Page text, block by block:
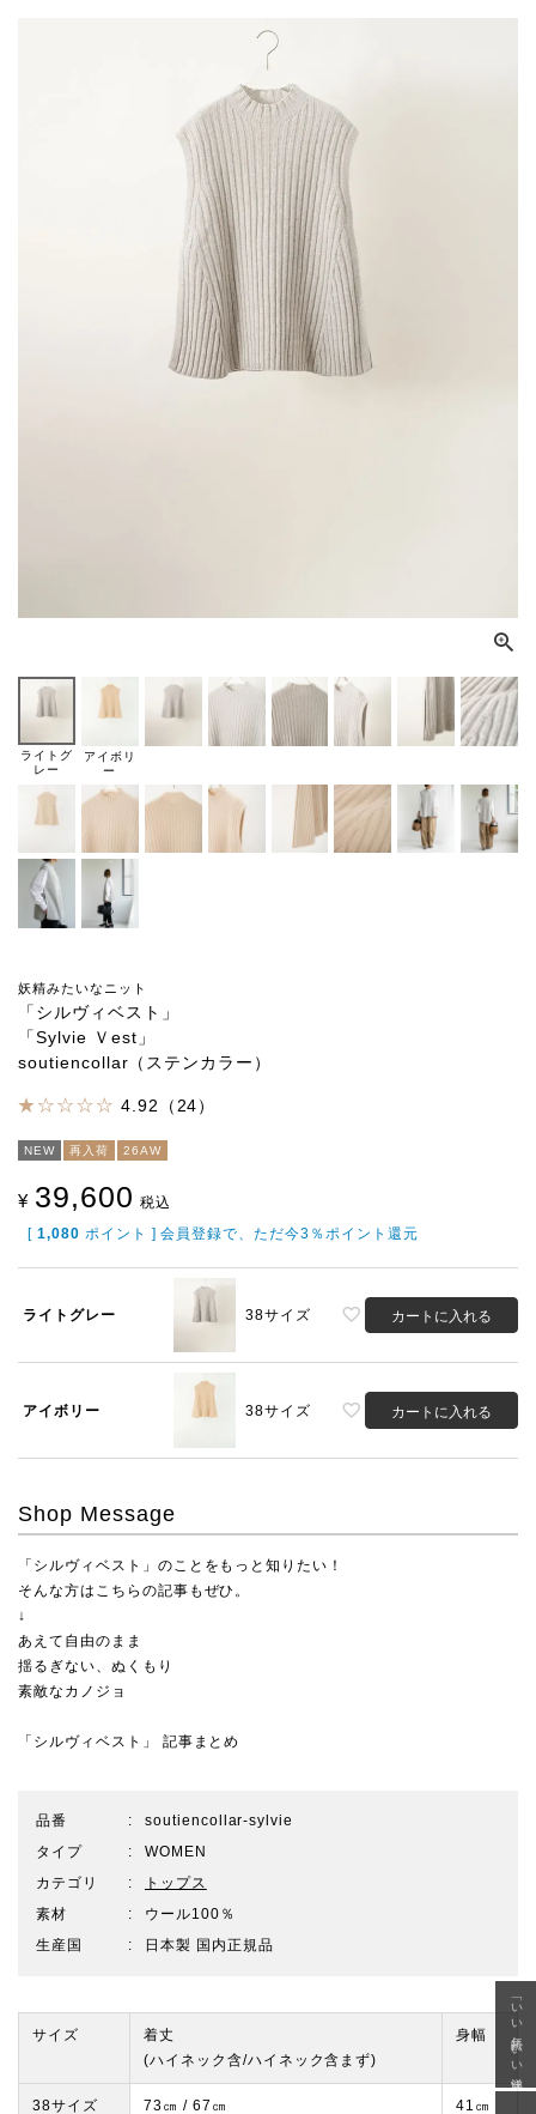
ライトグ
レー
アイボリ
ー
妖精みたいなニット
「シルヴィベスト」
「Sylvie Ｖest」
soutiencollar（ステンカラー）
4.92（24）
NEW 再入荷 26AW
¥ 39,600 税込
[ 1,080 ポイント ] 会員登録で、ただ今3％ポイント還元
ライトグレー 38サイズ カートに入れる
アイボリー 38サイズ カートに入れる
Shop Message
「シルヴィベスト」のことをもっと知りたい！
そんな方はこちらの記事もぜひ。
↓
あえて自由のまま
揺るぎない、ぬくもり
素敵なカノジョ
「シルヴィベスト」 記事まとめ
品番
soutiencollar-sylvie
タイプ
WOMEN
カテゴリ
トップス
素材
ウール100％
生産国
日本製 国内正規品
サイズ
着丈
(ハイネック含/ハイネック含まず)
身幅
38サイズ 73㎝ / 67㎝ 41㎝
「いい年齢 いい洋服」